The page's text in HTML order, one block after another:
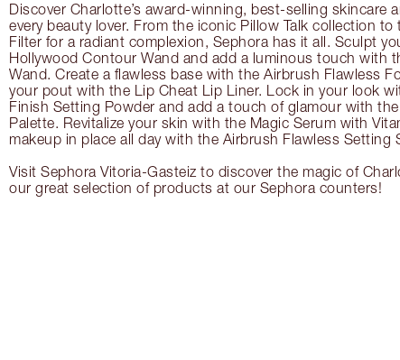
Discover Charlotte’s award-winning, best-selling skincare
every beauty lover. From the iconic Pillow Talk collection
Filter for a radiant complexion, Sephora has it all. Sculpt
Hollywood Contour Wand and add a luminous touch with
Wand. Create a flawless base with the Airbrush Flawless
your pout with the Lip Cheat Lip Liner. Lock in your look
Finish Setting Powder and add a touch of glamour with
Palette. Revitalize your skin with the Magic Serum with
makeup in place all day with the Airbrush Flawless Setting
Visit Sephora Vitoria-Gasteiz to discover the magic of
our great selection of products at our Sephora counters!